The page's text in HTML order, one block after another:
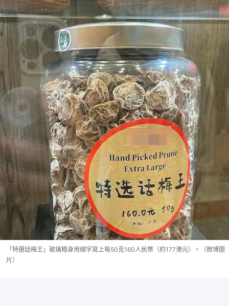
「特選話梅王」玻璃樽身用細字寫上每50克160人民幣（約177港元）。（微博圖
片）